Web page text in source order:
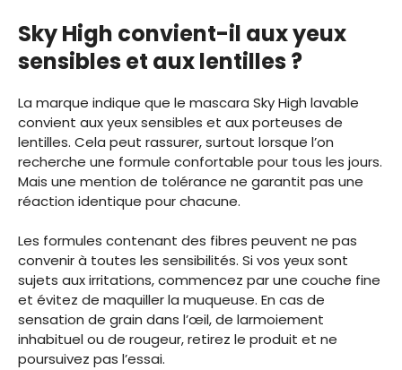
Sky High convient-il aux yeux
sensibles et aux lentilles ?
La marque indique que le mascara Sky High lavable
convient aux yeux sensibles et aux porteuses de
lentilles. Cela peut rassurer, surtout lorsque l’on
recherche une formule confortable pour tous les jours.
Mais une mention de tolérance ne garantit pas une
réaction identique pour chacune.
Les formules contenant des fibres peuvent ne pas
convenir à toutes les sensibilités. Si vos yeux sont
sujets aux irritations, commencez par une couche fine
et évitez de maquiller la muqueuse. En cas de
sensation de grain dans l’œil, de larmoiement
inhabituel ou de rougeur, retirez le produit et ne
poursuivez pas l’essai.